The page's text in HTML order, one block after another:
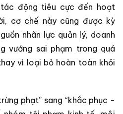
động tiêu cực đến hoạt
cơ chế này cũng được kỳ
nhân lực quản lý, doanh
vướng sai phạm trong quá
vì loại bỏ hoàn toàn khỏi
phạt” sang “khắc phục -